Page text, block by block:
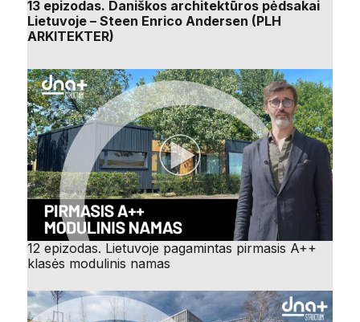
13 epizodas. Daniškos architektūros pėdsakai
Lietuvoje – Steen Enrico Andersen (PLH
ARKITEKTER)
12 epizodas. Lietuvoje pagamintas pirmasis A++
klasės modulinis namas